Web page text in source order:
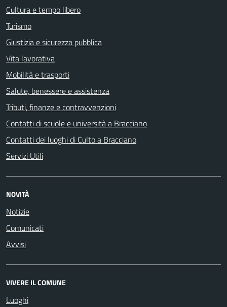
Cultura e tempo libero
Turismo
Giustizia e sicurezza pubblica
Vita lavorativa
Mobilità e trasporti
Salute, benessere e assistenza
Tributi, finanze e contravvenzioni
Contatti di scuole e università a Bracciano
Contatti dei luoghi di Culto a Bracciano
Servizi Utili
NOVITÀ
Notizie
Comunicati
Avvisi
VIVERE IL COMUNE
Luoghi